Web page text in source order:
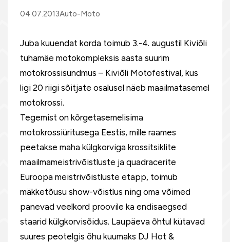
04.07.2013Auto-Moto
Juba kuuendat korda toimub 3.-4. augustil Kiviõli
tuhamäe motokompleksis aasta suurim
motokrossisündmus – Kiviõli Motofestival, kus
ligi 20 riigi sõitjate osalusel näeb maailmatasemel
motokrossi.
Tegemist on kõrgetasemelisima
motokrossiüritusega Eestis, mille raames
peetakse maha külgkorviga krossitsiklite
maailmameistrivõistluste ja quadracerite
Euroopa meistrivõistluste etapp, toimub
mäkketõusu show-võistlus ning oma võimed
panevad veelkord proovile ka endisaegsed
staarid külgkorvisõidus. Laupäeva õhtul kütavad
suures peotelgis õhu kuumaks DJ Hot &